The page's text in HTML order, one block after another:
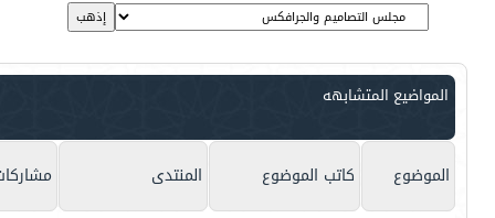
المواضيع المتشابهه
الموضوع كاتب الموضوع المنتدى